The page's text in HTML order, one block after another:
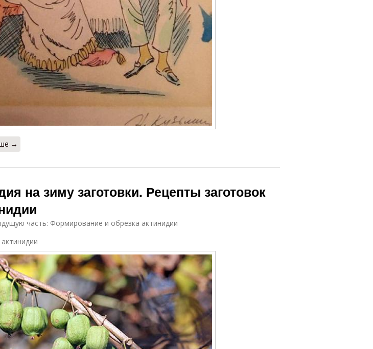
→
на зиму заготовки. Рецепты заготовок
часть: Формирование и обрезка актинидии